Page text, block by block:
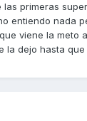
primeras
entiendo nada
viene la meto
la dejo hasta